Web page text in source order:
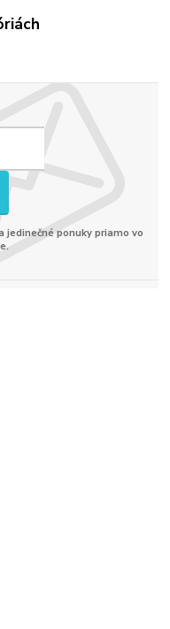
ponuky priamo vo